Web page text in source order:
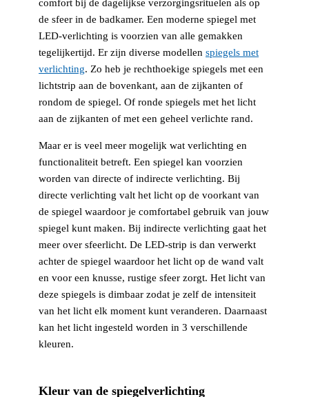
comfort bij de dagelijkse verzorgingsrituelen als op
de sfeer in de badkamer. Een moderne spiegel met
LED-verlichting is voorzien van alle gemakken
tegelijkertijd. Er zijn diverse modellen spiegels met
verlichting. Zo heb je rechthoekige spiegels met een
lichtstrip aan de bovenkant, aan de zijkanten of
rondom de spiegel. Of ronde spiegels met het licht
aan de zijkanten of met een geheel verlichte rand.
Maar er is veel meer mogelijk wat verlichting en
functionaliteit betreft. Een spiegel kan voorzien
worden van directe of indirecte verlichting. Bij
directe verlichting valt het licht op de voorkant van
de spiegel waardoor je comfortabel gebruik van jouw
spiegel kunt maken. Bij indirecte verlichting gaat het
meer over sfeerlicht. De LED-strip is dan verwerkt
achter de spiegel waardoor het licht op de wand valt
en voor een knusse, rustige sfeer zorgt. Het licht van
deze spiegels is dimbaar zodat je zelf de intensiteit
van het licht elk moment kunt veranderen. Daarnaast
kan het licht ingesteld worden in 3 verschillende
kleuren.
Kleur van de spiegelverlichting